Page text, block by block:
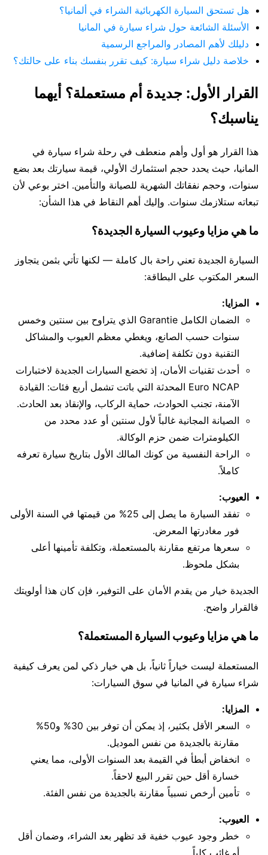
هل تستحق السيارة الكهربائية الشراء في ألمانيا؟
الأسئلة الشائعة حول شراء سيارة في المانيا
دليلك لأهم المصادر والمراجع الرسمية
خلاصة دليل شراء سيارة: كيف تقرر بنفسك بناء على حالتك؟
القرار الأول: جديدة أم مستعملة؟ أيهما
يناسبك؟
هذا القرار هو أول وأهم منعطف في رحلة شراء سيارة في
المانيا، حيث يحدد حجم استثمارك الأولي، قيمة سيارتك بعد بضع
سنوات، وحجم نفقاتك الشهرية للصيانة والتأمين. اختر بوعي لأن
تبعاته ستلازمك سنوات. وإليك أهم النقاط في هذا الشأن:
ما هي مزايا وعيوب السيارة الجديدة؟
السيارة الجديدة تعني راحة بال كاملة — لكنها تأتي بثمن يتجاوز
السعر المكتوب على البطاقة:
المزايا:
الضمان الكامل Garantie الذي يتراوح بين سنتين وخمس
سنوات حسب الصانع، ويغطي معظم العيوب والمشاكل
التقنية دون تكلفة إضافية.
أحدث تقنيات الأمان، إذ تخضع السيارات الجديدة لاختبارات
Euro NCAP المحدثة التي باتت تشمل أربع فئات: القيادة
الآمنة، تجنب الحوادث، حماية الركاب، والإنقاذ بعد الحادث.
الصيانة المجانية غالباً لأول سنتين أو عدد محدد من
الكيلومترات ضمن حزم الوكالة.
الراحة النفسية من كونك المالك الأول بتاريخ سيارة تعرفه
كاملاً.
العيوب:
تفقد السيارة ما يصل إلى 25% من قيمتها في السنة الأولى
فور مغادرتها المعرض.
سعرها مرتفع مقارنة بالمستعملة، وتكلفة تأمينها أعلى
بشكل ملحوظ.
الجديدة خيار من يقدم الأمان على التوفير، فإن كان هذا أولويتك
فالقرار واضح.
ما هي مزايا وعيوب السيارة المستعملة؟
المستعملة ليست خياراً ثانياً، بل هي خيار ذكي لمن يعرف كيفية
شراء سيارة في المانيا في سوق السيارات:
المزايا:
السعر الأقل بكثير، إذ يمكن أن توفر بين 30% و50%
مقارنة بالجديدة من نفس الموديل.
انخفاض أبطأ في القيمة بعد السنوات الأولى، مما يعني
خسارة أقل حين تقرر البيع لاحقاً.
تأمين أرخص نسبياً مقارنة بالجديدة من نفس الفئة.
العيوب:
خطر وجود عيوب خفية قد تظهر بعد الشراء، وضمان أقل
أو غائب كلياً.